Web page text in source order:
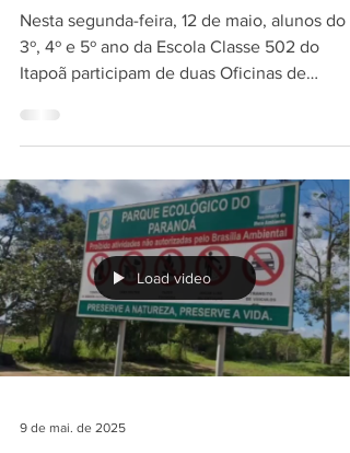
EC 502 do Itapoã
Nesta segunda-feira, 12 de maio, alunos do
3º, 4º e 5º ano da Escola Classe 502 do
Itapoã participam de duas Oficinas de
Load video